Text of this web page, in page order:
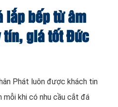
lắp bếp từ âm
tín, giá tốt Đức
Phát luôn được khách tin
mỗi khi có nhu cầu cắt đá